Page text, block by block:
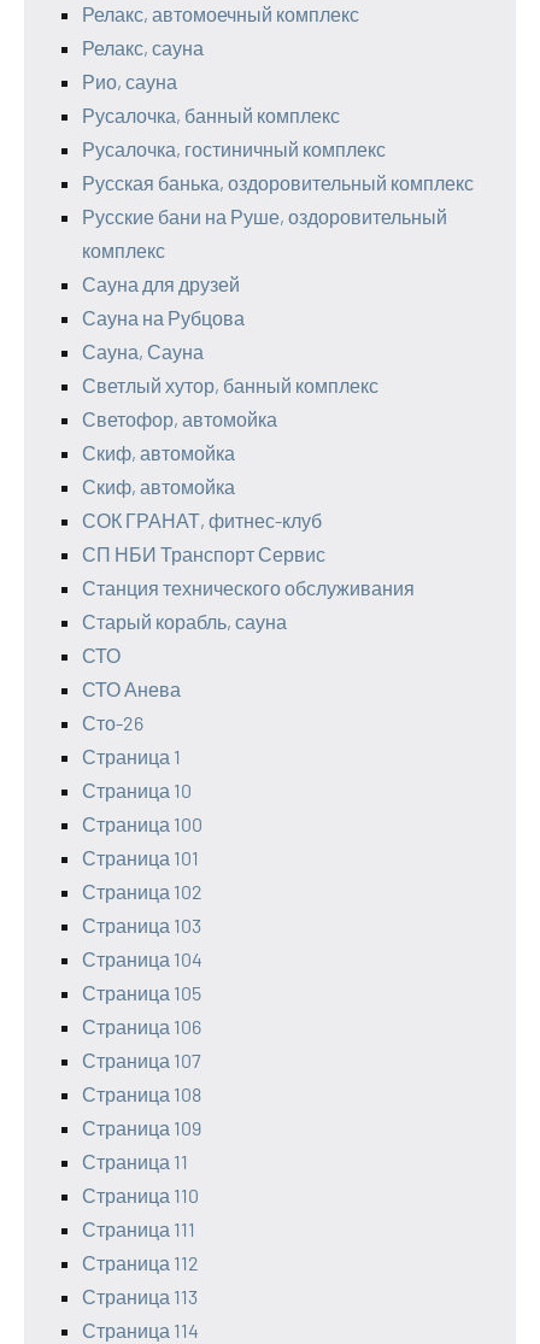
Релакс, автомоечный комплекс
Релакс, сауна
Рио, сауна
Русалочка, банный комплекс
Русалочка, гостиничный комплекс
Русская банька, оздоровительный комплекс
Русские бани на Руше, оздоровительный
комплекс
Сауна для друзей
Сауна на Рубцова
Сауна, Сауна
Светлый хутор, банный комплекс
Светофор, автомойка
Скиф, автомойка
Скиф, автомойка
СОК ГРАНАТ, фитнес-клуб
СП НБИ Транспорт Сервис
Станция технического обслуживания
Старый корабль, сауна
СТО
СТО Анева
Сто-26
Страница 1
Страница 10
Страница 100
Страница 101
Страница 102
Страница 103
Страница 104
Страница 105
Страница 106
Страница 107
Страница 108
Страница 109
Страница 11
Страница 110
Страница 111
Страница 112
Страница 113
Страница 114